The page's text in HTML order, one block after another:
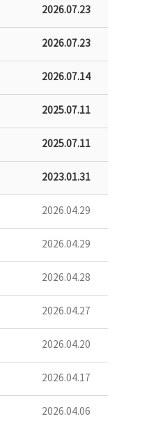
2026.07.23
2026.07.23
2026.07.14
2025.07.11
2025.07.11
2023.01.31
2026.04.29
2026.04.29
2026.04.28
2026.04.27
2026.04.20
2026.04.17
2026.04.06